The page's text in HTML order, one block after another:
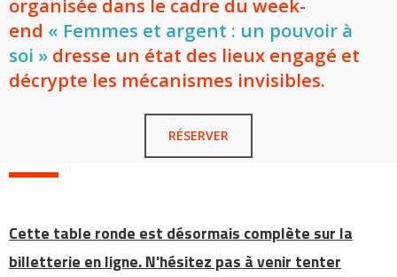
organisée dans le cadre du week-
end « Femmes et argent : un pouvoir à
soi » dresse un état des lieux engagé et
décrypte les mécanismes invisibles.
RÉSERVER
Cette table ronde est désormais complète sur la
billetterie en ligne. N'hésitez pas à venir tenter